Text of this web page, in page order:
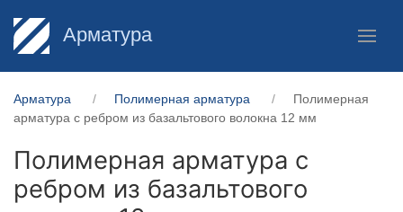
Арматура
Арматура Полимерная арматура
Полимерная
арматура c ребром из базальтового волокна 12 мм
Полимерная арматура c
ребром из базальтового